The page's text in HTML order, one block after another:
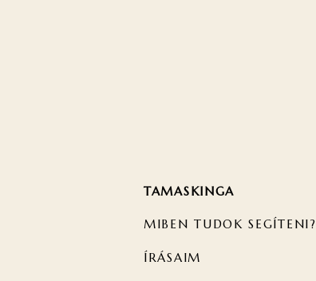
TAMASKINGA
MIBEN TUDOK SEGÍTENI?
ÍRÁSAIM